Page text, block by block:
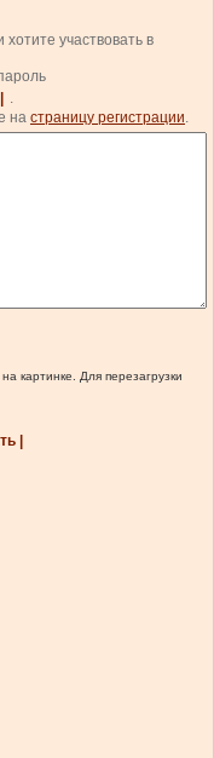
участвовать в
.
на страницу регистрации.
картинке. Для перезагрузки
|